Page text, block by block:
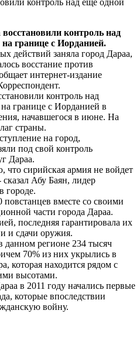
контроль над
границе с Иорданией.
действий заняла город Дараа,
восстание против
интернет-издание
контроль над
границе с Иорданией в
начавшегося в июне. На
страны.
на город,
под свой контроль
Дараа.
что сирийская армия не войдет
Абу Баян, лидер
городе.
вместе со своими
части города Дараа.
последняя гарантировала их
и сдачи оружия.
регионе 234 тысяч
70% из них укрылись в
которая находится рядом с
высотами.
в 2011 году начались первые
которые впоследствии
войну.